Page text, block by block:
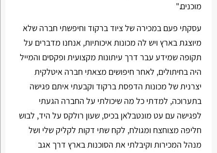
מוכנים."
עסקתי פעם במכירה של ציוד ברקוד וחיפשתי חברה שלא
מיוצגת בארץ ויש לה מכונות איכותיות, אנחנו מדברים על
תקופה שמידע עבר דרך עיתונות מקצועית ופקסים והמייל
היה בחיתולים, לאחר חיפושים מצאתי חברה איטלקית
יצרנית של מכונות הדפסת ברקוד וקבעתי איתם פגישה
בתערוכה, למדתי כל מה שיכולתי על החברה הגעתי
לפגישה עם עט מונטבלאן בכיס, שעון רולקס על היד, לבוש
חליפה מצוחצח ומגולח, לקח שתי דקות לקליק שלי ושל
מנהל המכירות וקיבלתי את הסוכנות בארץ דרך אגב